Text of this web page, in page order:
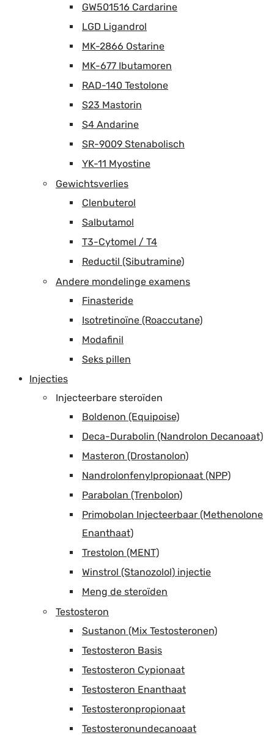
GW501516 Cardarine
LGD Ligandrol
MK-2866 Ostarine
MK-677 Ibutamoren
RAD-140 Testolone
S23 Mastorin
S4 Andarine
SR-9009 Stenabolisch
YK-11 Myostine
Gewichtsverlies
Clenbuterol
Salbutamol
T3-Cytomel / T4
Reductil (Sibutramine)
Andere mondelinge examens
Finasteride
Isotretinoïne (Roaccutane)
Modafinil
Seks pillen
Injecties
Injecteerbare steroïden
Boldenon (Equipoise)
Deca-Durabolin (Nandrolon Decanoaat)
Masteron (Drostanolon)
Nandrolonfenylpropionaat (NPP)
Parabolan (Trenbolon)
Primobolan Injecteerbaar (Methenolone
Enanthaat)
Trestolon (MENT)
Winstrol (Stanozolol) injectie
Meng de steroïden
Testosteron
Sustanon (Mix Testosteronen)
Testosteron Basis
Testosteron Cypionaat
Testosteron Enanthaat
Testosteronpropionaat
Testosteronundecanoaat